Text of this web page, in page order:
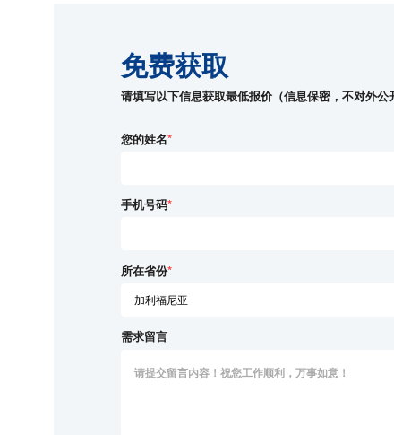
免费获取
请填写以下信息获取最低报价（信息保密，不对外
您的姓名*
手机号码*
所在省份*
需求留言